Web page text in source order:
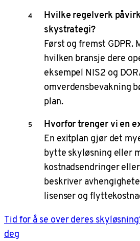
Hvilke regelverk
skystrategi?
Først og fremst GDPR.
hvilken bransje dere
eksempel NIS2 og
omverdensbevakning
plan.
Hvorfor trenger vi en
En exitplan gjør det
bytte skyløsning eller
kostnadsendringer
beskriver
lisenser og
Tid for å se over deres
deg